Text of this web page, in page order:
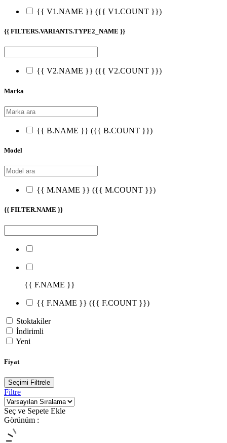
{{ V1.NAME }} ({{ V1.COUNT }})
{{ FILTERS.VARIANTS.TYPE2_NAME }}
{{ V2.NAME }} ({{ V2.COUNT }})
Marka
{{ B.NAME }} ({{ B.COUNT }})
Model
{{ M.NAME }} ({{ M.COUNT }})
{{ FILTER.NAME }}
{{ F.NAME }}
{{ F.NAME }} ({{ F.COUNT }})
Stoktakiler
İndirimli
Yeni
Fiyat
Seçimi Filtrele
Filtre
Seç ve Sepete Ekle
Görünüm :